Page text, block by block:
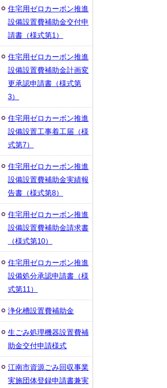
住宅用ゼロカーボン推進
設備設置費補助金交付申
請書（様式第1）
住宅用ゼロカーボン推進
設備設置費補助金計画変
更承認申請書（様式第
3）
住宅用ゼロカーボン推進
設備設置工事着工届（様
式第7）
住宅用ゼロカーボン推進
設備設置費補助金実績報
告書（様式第8）
住宅用ゼロカーボン推進
設備設置費補助金請求書
（様式第10）
住宅用ゼロカーボン推進
設備処分承認申請書（様
式第11）
浄化槽設置費補助金
生ごみ処理機器設置費補
助金交付申請様式
江南市資源ごみ回収事業
実施団体登録申請書兼実